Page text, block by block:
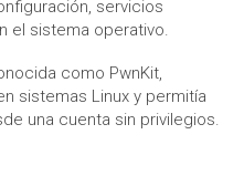
servicios
el sistema operativo.
como PwnKit,
sistemas Linux y permitía
una cuenta sin privilegios.